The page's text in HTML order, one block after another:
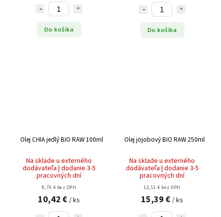
Do košíka Do košíka
Olej CHIA jedlý BIO RAW 100ml
Na sklade u externého
dodávateľa | dodanie 3-5
pracovných dní
8,76 € bez DPH
10,42 € / ks
Olej jojobový BIO RAW 250ml
Na sklade u externého
dodávateľa | dodanie 3-5
pracovných dní
12,51 € bez DPH
15,39 € / ks